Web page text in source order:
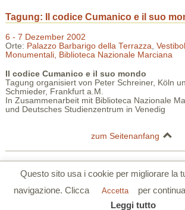
Tagung: Il codice Cumanico e il suo
6 - 7 Dezember 2002
Orte: Palazzo Barbarigo della Terrazza
Monumentali, Biblioteca Nazionale Marciana
l codice Cumanico e il suo mondo
Tagung organisiert von Peter Schreiner, Köln
Schmieder, Frankfurt a.M.
In Zusammenarbeit mit Biblioteca Nazionale
und Deutsches Studienzentrum in Venedig
zum Seitenanfang
S.Polo 2765/a Calle Corner 30125
Tel. 0039 041 5206355 | Fax. 0039 041
Datenschutzerklärung|Cookie-
Questo sito usa i cookie per migliorare la
navigazione. Clicca
Accetta
per
Leggi tutto